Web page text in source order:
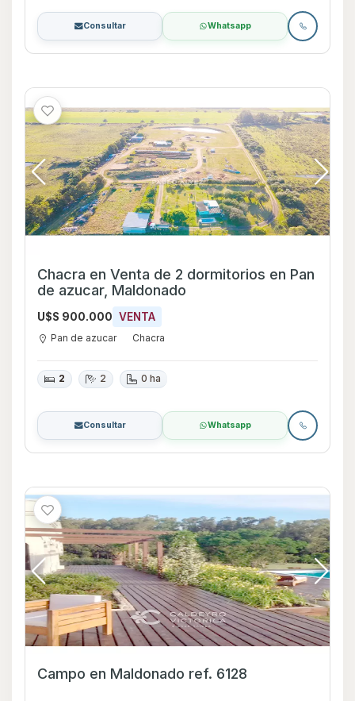
Consultar Whatsapp
Chacra en Venta de 2 dormitorios en Pan
de azucar, Maldonado
U$S 900.000 VENTA
Pan de azucar Chacra
2 2 0 ha
Consultar Whatsapp
Campo en Maldonado ref. 6128